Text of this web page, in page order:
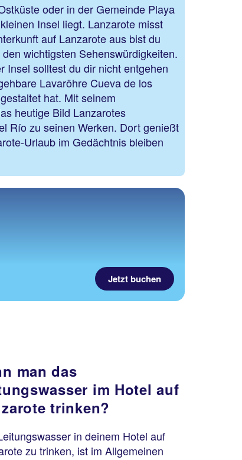
oder in der Gemeinde Playa
Insel liegt. Lanzarote misst
auf Lanzarote aus bist du
wichtigsten Sehenswürdigkeiten.
Insel solltest du dir nicht entgehen
Lavaröhre Cueva de los
hat. Mit seinem
heutige Bild Lanzarotes
Río zu seinen Werken. Dort genießt
Urlaub im Gedächtnis bleiben
Jetzt buchen
man das
im Hotel auf
trinken?
in deinem Hotel auf
zu trinken, ist im Allgemeinen